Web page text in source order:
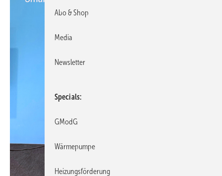
Abo & Shop
Media
Newsletter
Specials
GModG
Wärmepumpe
Heizungsförderung